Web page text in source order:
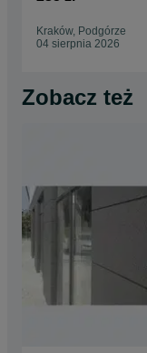
Kraków, Podgórze
04 sierpnia 2026
Zobacz też